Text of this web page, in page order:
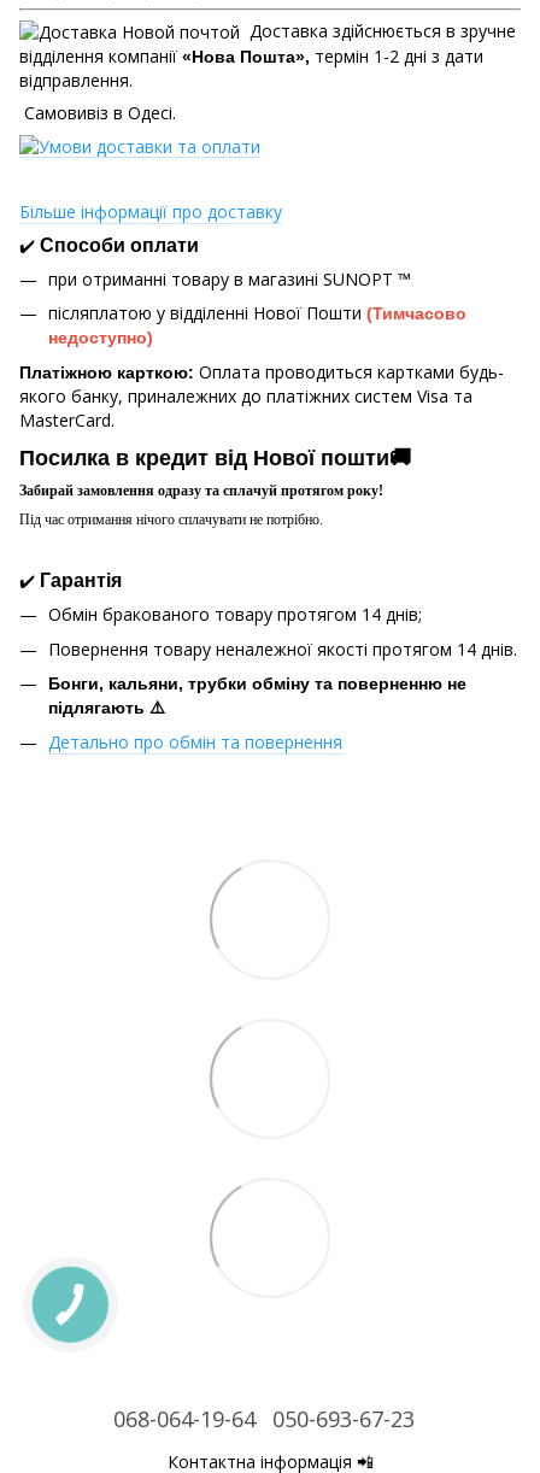
Доставка здійснюється в зручне
відділення компанії «Нова Пошта», термін 1-2 дні з дати
відправлення.
Самовивіз в Одесі.
Більше інформації про доставку
✔️ Способи оплати
при отриманні товару в магазині SUNOPT ™
післяплатою у відділенні Нової Пошти (Тимчасово
недоступно)
Платіжною карткою: Оплата проводиться картками будь-
якого банку, приналежних до платіжних систем Visa та
MasterCard.
Посилка в кредит від Нової пошти🚚
Забирай замовлення одразу та сплачуй протягом року!
Під час отримання нічого сплачувати не потрібно.
✔️ Гарантія
Обмін бракованого товару протягом 14 днів;
Повернення товару неналежної якості протягом 14 днів.
Бонги, кальяни, трубки обміну та поверненню не
підлягають ⚠️
Детально про обмін та повернення
068-064-19-64 050-693-67-23
Контактна інформація 📲